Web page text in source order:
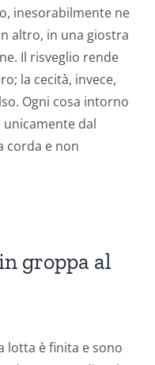
inesorabilmente ne
altro, in una giostra
Il risveglio rende
la cecità, invece,
Ogni cosa intorno
unicamente dal
corda e non
groppa al
lotta è finita e sono